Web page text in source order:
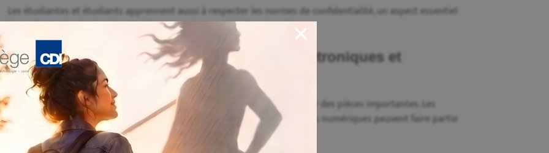
Les étudiantes et étudiants apprennent aussi à respecter les normes de confidentialité, un aspect essentiel
lorsqu’on traite des dossiers juridiques, quel que soit le format utilisé.
De nouvelles réalités : communications électroniques et
preuves numériques
Dans plusieurs dossiers, les communications numériques peuvent devenir des pièces importantes. Les
courriels, les documents électroniques, les échanges écrits et les éléments numériques peuvent faire partie
d’un dossier.